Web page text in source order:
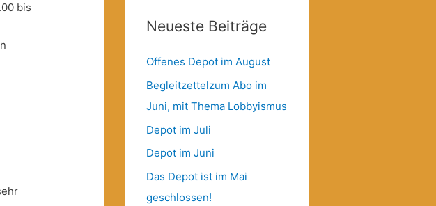
bis
Neueste Beiträge
Offenes Depot im August
Begleitzettelzum Abo im
Juni, mit Thema Lobbyismus
Depot im Juli
Depot im Juni
Das Depot ist im Mai
geschlossen!